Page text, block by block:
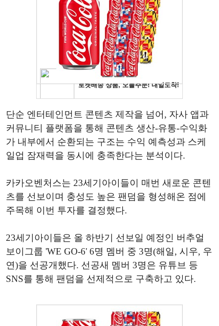
단순 엔터테인먼트 콘텐츠 제작을 넘어, 자사 앱과
커뮤니티 플랫폼을 통해 콘텐츠 생산-유통-수익화
가 내부에서 순환되는 구조는 수익 예측성과 스케
일업 잠재력을 동시에 충족한다는 분석이다.
카카오벤처스는 23세기아이들이 매번 새로운 콘텐
츠를 선보이며 충성도 높은 팬덤을 형성해온 점에
주목해 이번 투자를 결정했다.
23세기아이들은 올 하반기 선보일 예정인 버추얼
보이그룹 'WE GO-6' 6명 멤버 중 3명(해일, 시우, 우
연)을 선공개했다. 선공새 멤버 3명은 유튜브 등
SNS를 통해 팬덤을 선제적으로 구축하고 있다.